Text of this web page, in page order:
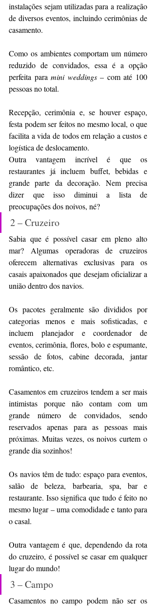
instalações sejam utilizadas para a realização
de diversos eventos, incluindo cerimônias de
casamento.
Como os ambientes comportam um número
reduzido de convidados, essa é a opção
perfeita para mini weddings – com até 100
pessoas no total.
Recepção, cerimônia e, se houver espaço,
festa podem ser feitos no mesmo local, o que
facilita a vida de todos em relação a custos e
logística de deslocamento.
Outra vantagem incrível é que os
restaurantes já incluem buffet, bebidas e
grande parte da decoração. Nem precisa
dizer que isso diminui a lista de
preocupações dos noivos, né?
2 – Cruzeiro
Sabia que é possível casar em pleno alto
mar? Algumas operadoras de cruzeiros
oferecem alternativas exclusivas para os
casais apaixonados que desejam oficializar a
união dentro dos navios.
Os pacotes geralmente são divididos por
categorias menos e mais sofisticadas, e
incluem planejador e coordenador de
eventos, cerimônia, flores, bolo e espumante,
sessão de fotos, cabine decorada, jantar
romântico, etc.
Casamentos em cruzeiros tendem a ser mais
intimistas porque não contam com um
grande número de convidados, sendo
reservados apenas para as pessoas mais
próximas. Muitas vezes, os noivos curtem o
grande dia sozinhos!
Os navios têm de tudo: espaço para eventos,
salão de beleza, barbearia, spa, bar e
restaurante. Isso significa que tudo é feito no
mesmo lugar – uma comodidade e tanto para
o casal.
Outra vantagem é que, dependendo da rota
do cruzeiro, é possível se casar em qualquer
lugar do mundo!
3 – Campo
Casamentos no campo podem não ser os